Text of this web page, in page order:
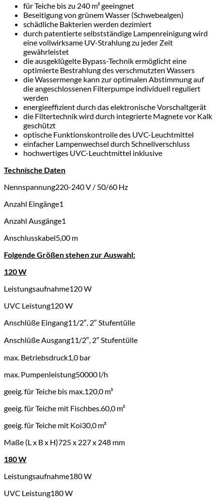
für Teiche bis zu 240 m³ geeingnet
Beseitigung von grünem Wasser (Schwebealgen)
schädliche Bakterien werden dezimiert
durch patentierte selbstständige Lampenreinigung wird
eine vollwirksame UV-Strahlung zu jeder Zeit
gewährleistet
die ausgeklügelte Bypass-Technik ermöglicht eine
optimierte Bestrahlung des verschmutzten Wassers
die Wassermenge kann zur optimalen Abstimmung auf
die angeschlossenen Filterpumpe individuell reguliert
werden
energieeffizient durch das elektronische Vorschaltgerät
die Filtertechnik wird durch integrierte Magnete vor Kalk
geschützt
optische Funktionskontrolle des UVC-Leuchtmittel
einfacher Lampenwechsel durch Schnellverschluss
hochwertiges UVC-Leuchtmittel inklusive
Technische Daten
Nennspannung220-240 V / 50/60 Hz
Anzahl Eingänge1
Anzahl Ausgänge1
Anschlusskabel5,00 m
Folgende Größen stehen zur Auswahl:
120 W
Leistungsaufnahme120 W
UVC Leistung120 W
Anschlüße Eingang11/2″, 2″ Stufentülle
Anschlüße Ausgang11/2″, 2″ Stufentülle
max. Betriebsdruck1,0 bar
max. Pumpenleistung50000 l/h
geeig. für Teiche bis max.120,0 m³
geeig. für Teiche mit Fischbes.60,0 m³
geeig. für Teiche mit Koi30,0 m³
Maße (L x B x H)725 x 227 x 248 mm
180 W
Leistungsaufnahme180 W
UVC Leistung180 W